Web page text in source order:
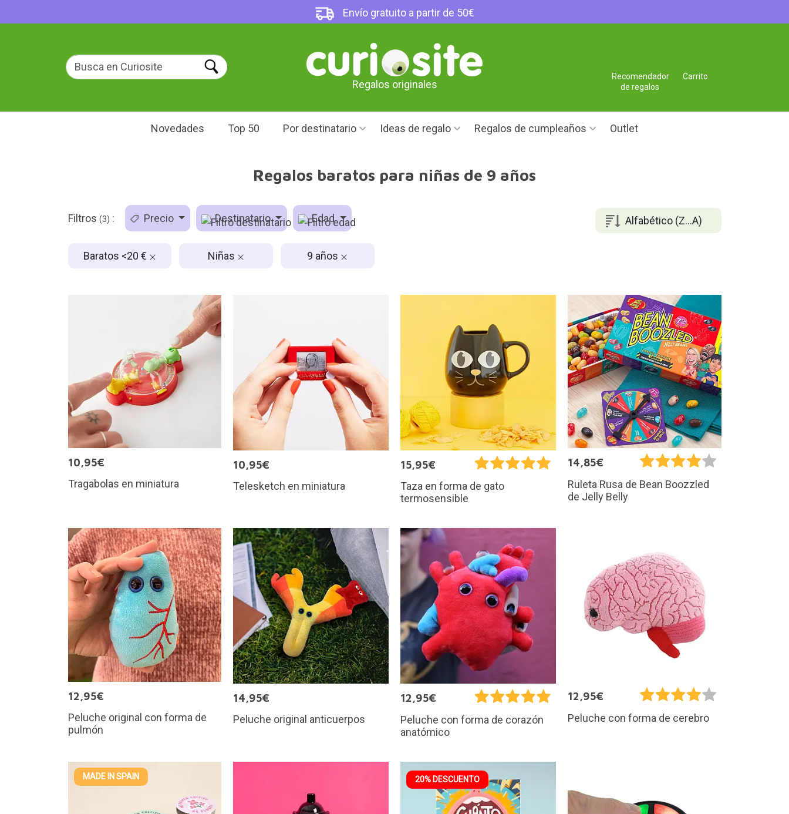
Envío gratuito a partir de 50€
Regalos originales
Carrito
Recomendador
de regalos
Novedades Top 50 Por destinatario Ideas de regalo Regalos de cumpleaños Outlet
Regalos baratos para niñas de 9 años
Alfabético (Z...A)
Filtros (3) : Precio Destinatario Edad
Baratos <20 € Niñas 9 años
10,95€
Tragabolas en miniatura
10,95€
Telesketch en miniatura
15,95€
Taza en forma de gato
termosensible
14,85€
Ruleta Rusa de Bean Boozzled
de Jelly Belly
12,95€
Peluche original con forma de
pulmón
14,95€
Peluche original anticuerpos
12,95€
Peluche con forma de corazón
anatómico
12,95€
Peluche con forma de cerebro
MADE IN SPAIN 20% DESCUENTO